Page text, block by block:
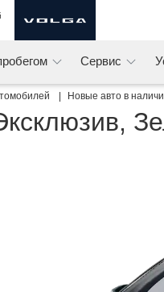
Сервис
Новые авто в